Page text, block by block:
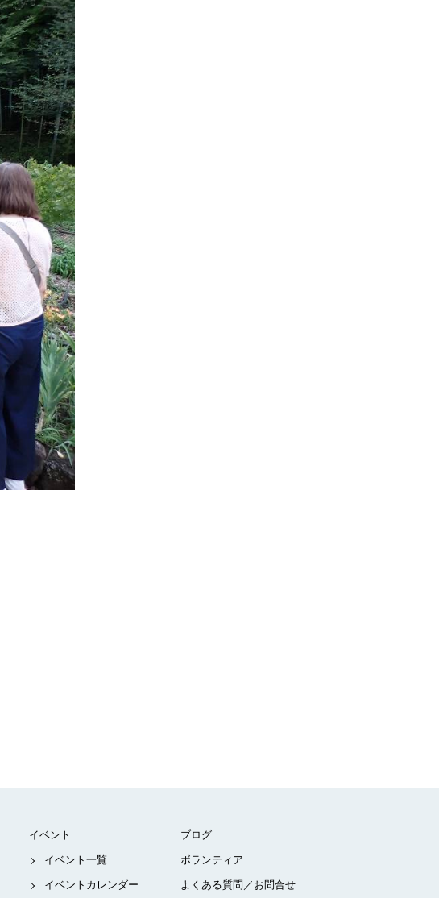
イベント
イベント一覧
イベントカレンダー
ブログ
ボランティア
よくある質問／お問合せ